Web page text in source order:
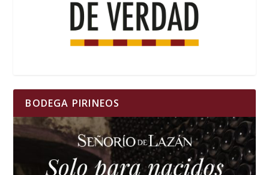
BODEGA PIRINEOS